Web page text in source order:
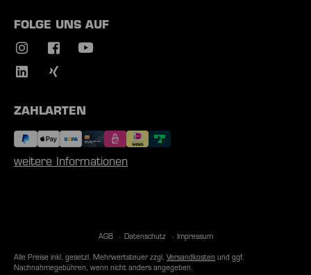
FOLGE UNS AUF
ZAHLARTEN
weitere Informationen
AGB Datenschutz Impressum
Alle Preise inkl. gesetzl. Mehrwertsteuer zzgl. Versandkosten und ggf.
Nachnahmegebühren, wenn nicht anders angegeben.